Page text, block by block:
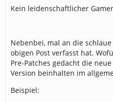
Kein leidenschaftlicher
Nebenbei, mal an die
obigen Post verfasst hat.
Pre-Patches gedacht die
Version beinhalten im
Beispiel: